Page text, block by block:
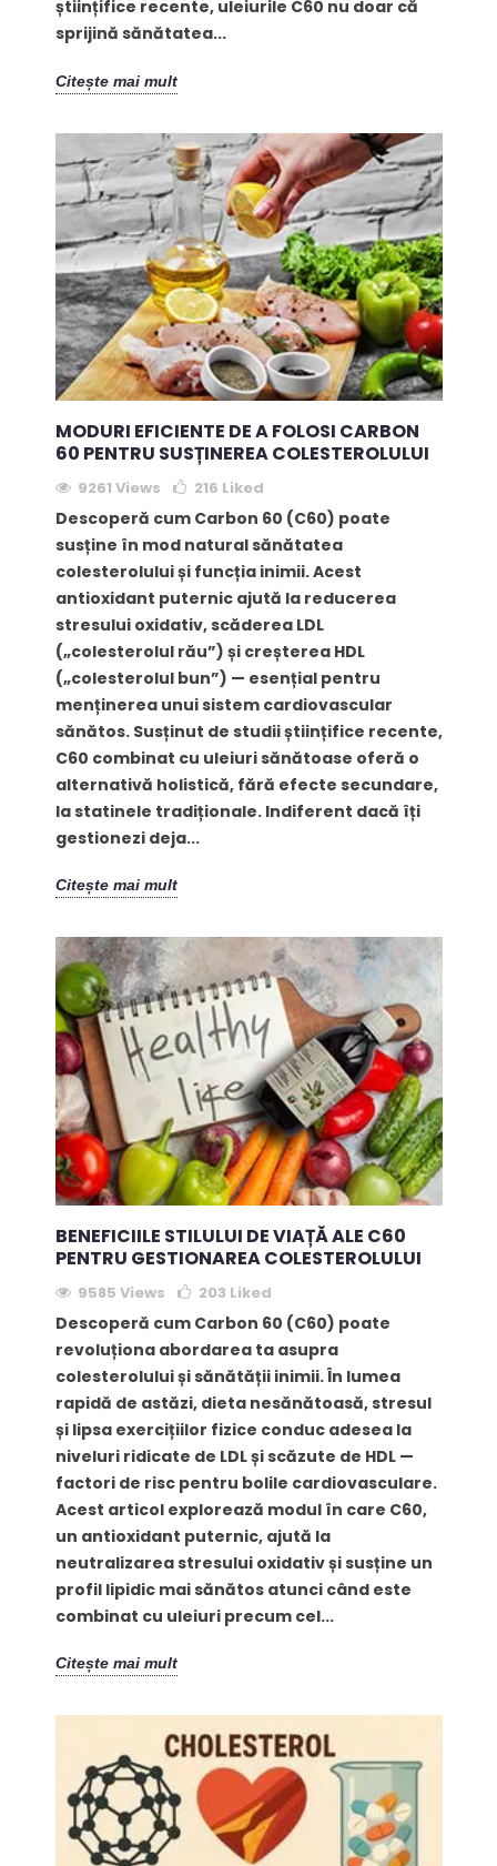
științifice recente, uleiurile C60 nu doar că
sprijină sănătatea...
Citește mai mult
MODURI EFICIENTE DE A FOLOSI CARBON
60 PENTRU SUSȚINEREA COLESTEROLULUI
9261 Views 216 Liked
Descoperă cum Carbon 60 (C60) poate
susține în mod natural sănătatea
colesterolului și funcția inimii. Acest
antioxidant puternic ajută la reducerea
stresului oxidativ, scăderea LDL
(„colesterolul rău”) și creșterea HDL
(„colesterolul bun”) — esențial pentru
menținerea unui sistem cardiovascular
sănătos. Susținut de studii științifice recente,
C60 combinat cu uleiuri sănătoase oferă o
alternativă holistică, fără efecte secundare,
la statinele tradiționale. Indiferent dacă îți
gestionezi deja...
Citește mai mult
BENEFICIILE STILULUI DE VIAȚĂ ALE C60
PENTRU GESTIONAREA COLESTEROLULUI
9585 Views 203 Liked
Descoperă cum Carbon 60 (C60) poate
revoluționa abordarea ta asupra
colesterolului și sănătății inimii. În lumea
rapidă de astăzi, dieta nesănătoasă, stresul
și lipsa exercițiilor fizice conduc adesea la
niveluri ridicate de LDL și scăzute de HDL —
factori de risc pentru bolile cardiovasculare.
Acest articol explorează modul în care C60,
un antioxidant puternic, ajută la
neutralizarea stresului oxidativ și susține un
profil lipidic mai sănătos atunci când este
combinat cu uleiuri precum cel...
Citește mai mult